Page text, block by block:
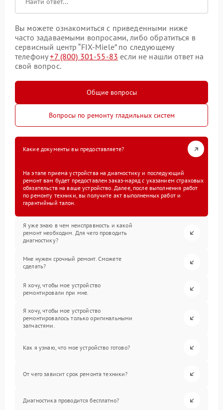
Вы можете ознакомиться с приведенными ниже
часто задаваемыми вопросами, либо обратиться в
сервисный центр “FIX-Miele” по следующему
телефону+7 (800) 301-55-83 если не нашли ответ на
свой вопрос.
Общие вопросы
Вопросы по ремонту гладильных систем
Какие документы вы предоставляете?
На этапе приема устройства на диагностику и последующий
ремонт вам будет предоставлен заказ-наряд с указанием страховых
обязательств на ваше устройство. Далее, после выполнения работ
по ремонту техники, вы получите акт выполненных работ и
гарантийный талон.
Я уже знаю в чем неисправность и какой
ремонт необходим. Для чего проводить
диагностику?
Мне нужен срочный ремонт. Сможете
сделать?
Я хочу, чтобы мое устройство
ремонтировали при мне.
Я хочу, чтобы мое устройство
ремонтировалось только оригинальными
запчастями.
Как я узнаю, что мое устройство готово?
От чего зависит срок ремонта техники?
Диагностика проводится бесплатно?